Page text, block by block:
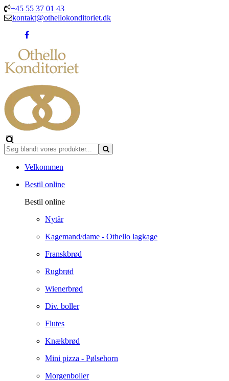
+45 55 37 01 43
kontakt@othellokonditoriet.dk
Velkommen
Bestil online
Bestil online
Nytår
Kagemand/dame - Othello lagkage
Franskbrød
Rugbrød
Wienerbrød
Div. boller
Flutes
Knækbrød
Mini pizza - Pølsehorn
Morgenboller